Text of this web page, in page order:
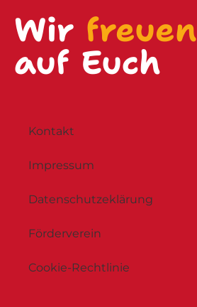
Wir freuen
auf Euch
Kontakt
Impressum
Datenschutzeklärung
Förderverein
Cookie-Rechtlinie